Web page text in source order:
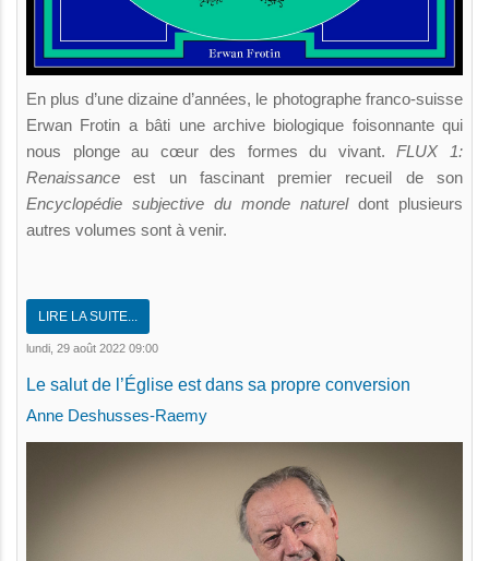
En plus d’une dizaine d’années, le photographe franco-suisse
Erwan Frotin a bâti une archive biologique foisonnante qui
nous plonge au cœur des formes du vivant.FLUX 1:
Renaissance est un fascinant premier recueil de son
Encyclopédie subjective du monde natureldont plusieurs
autres volumes sont à venir.
LIRE LA SUITE...
lundi, 29 août 2022 09:00
Le salut de l’Église est dans sa propre conversion
Anne Deshusses-Raemy